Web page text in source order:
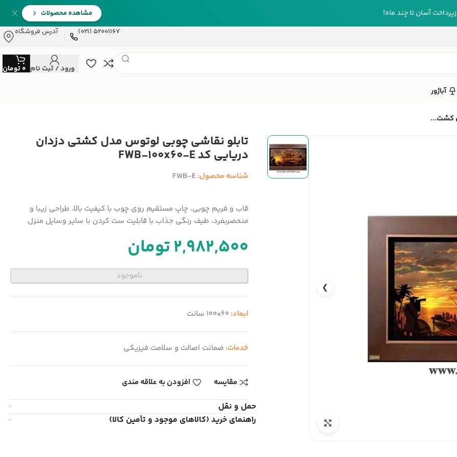
آسان تا چند ماه!
مشاهده محصولات
52001167 (021)
آدرس فروشگاه
ورود / ثبت نام 0تومان
آباژور
کشت...
❯
تابلو نقاشی چوبی لوتوس مدل کشتی دزدان
دریایی کد FWB-100x60-E
شناسه محصول:FWB-E
قاب و فریم چوبی، چاپ مستقیم روی چوب با کیفیت بالا، طراحی زیبا و
منحصربفرد، طیف رنگی جذاب با قابلیت ست کردن با سایر وسایل منزل
2,982,500تومان
ناموجود
ابعاد: 60×100 سانت
خدمات: ضمانت اصالت و سلامت فیزیکی
مقایسه افزودن به علاقه مندی
حمل و نقل
راهنمای خرید (کالاهای موجود و تأمین کالا)